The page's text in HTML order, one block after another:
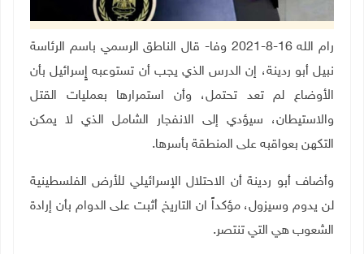
رام الله 16-8-2021 وفا- قال الناطق الرسمي باسم الرئاسة
نبيل أبو ردينة، إن الدرس الذي يجب أن تستوعبه إٍسرائيل بأن
الأوضاع لم تعد تحتمل، وأن استمرارها بعمليات القتل
والاستيطان، سيؤدي إلى الانفجار الشامل الذي لا يمكن
التكهن بعواقبه على المنطقة بأسرها.
وأضاف أبو ردينة أن الاحتلال الإسرائيلي للأرض الفلسطينية
لن يدوم وسيزول، مؤكداً ان التاريخ أثبت على الدوام بأن إرادة
الشعوب هي التي تنتصر.